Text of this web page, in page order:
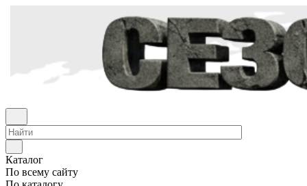
Каталог
По всему сайту